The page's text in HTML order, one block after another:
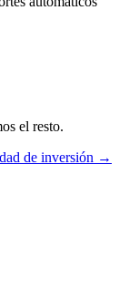
el resto.
de inversión →